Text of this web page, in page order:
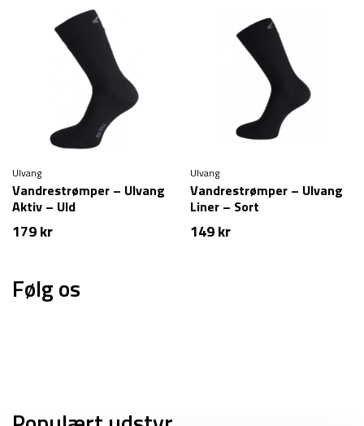
Ulvang
Vandrestrømper – Ulvang
Aktiv – Uld
179kr
Ulvang
Vandrestrømper – Ulvang
Liner – Sort
149kr
Følg os